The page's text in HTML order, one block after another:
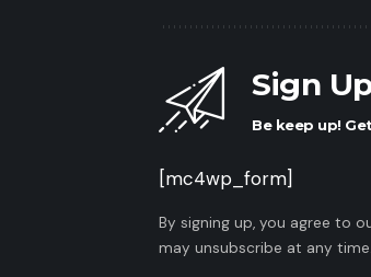
Sign
Be keep up!
[mc4wp_form]
By signing up, you agree to
may unsubscribe at any time.